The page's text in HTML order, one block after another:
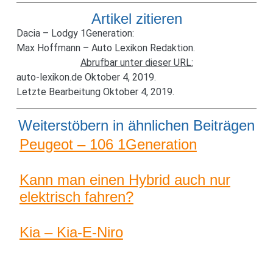
Artikel zitieren
Dacia – Lodgy 1Generation:
Max Hoffmann – Auto Lexikon Redaktion.
Abrufbar unter dieser URL:
auto-lexikon.de Oktober 4, 2019.
Letzte Bearbeitung Oktober 4, 2019.
Weiterstöbern in ähnlichen Beiträgen
Peugeot – 106 1Generation
Kann man einen Hybrid auch nur
elektrisch fahren?
Kia – Kia-E-Niro